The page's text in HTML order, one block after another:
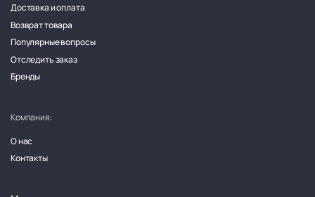
Доставка и оплата
Возврат товара
Популярные вопросы
Отследить заказ
Бренды
Компания:
О нас
Контакты